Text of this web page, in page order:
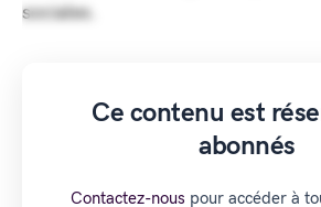
sociales.
Ce contenu est
abonnés
Contactez-nous pour accéder à